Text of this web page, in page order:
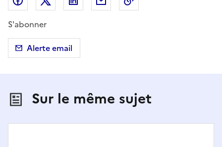
S'abonner
Alerte email
Sur le même sujet